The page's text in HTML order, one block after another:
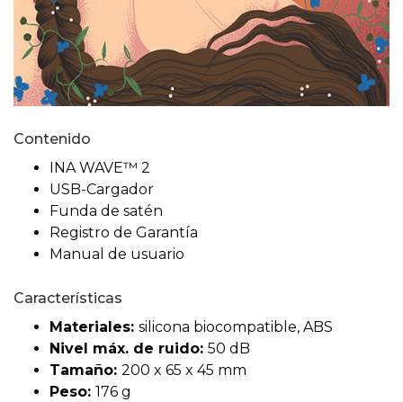
Contenido
INA WAVE™ 2
USB-Cargador
Funda de satén
Registro de Garantía
Manual de usuario
Características
Materiales: silicona biocompatible, ABS
Nivel máx. de ruido: 50 dB
Tamaño: 200 x 65 x 45 mm
Peso: 176 g